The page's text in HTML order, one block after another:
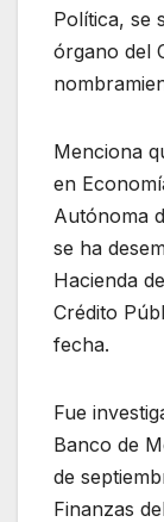
Política, se
órgano del
Menciona
en
Autónoma
se ha
Hacienda
Crédito
fecha.
Fue
Banco de
de
Finanzas